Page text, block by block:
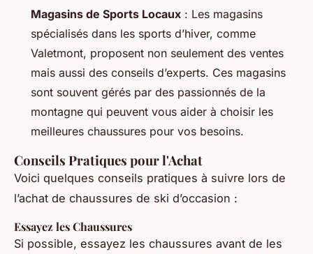
Magasins de Sports Locaux : Les magasins
spécialisés dans les sports d’hiver, comme
Valetmont, proposent non seulement des ventes
mais aussi des conseils d’experts. Ces magasins
sont souvent gérés par des passionnés de la
montagne qui peuvent vous aider à choisir les
meilleures chaussures pour vos besoins.
Conseils Pratiques pour l'Achat
Voici quelques conseils pratiques à suivre lors de
l’achat de chaussures de ski d’occasion :
Essayez les Chaussures
Si possible, essayez les chaussures avant de les